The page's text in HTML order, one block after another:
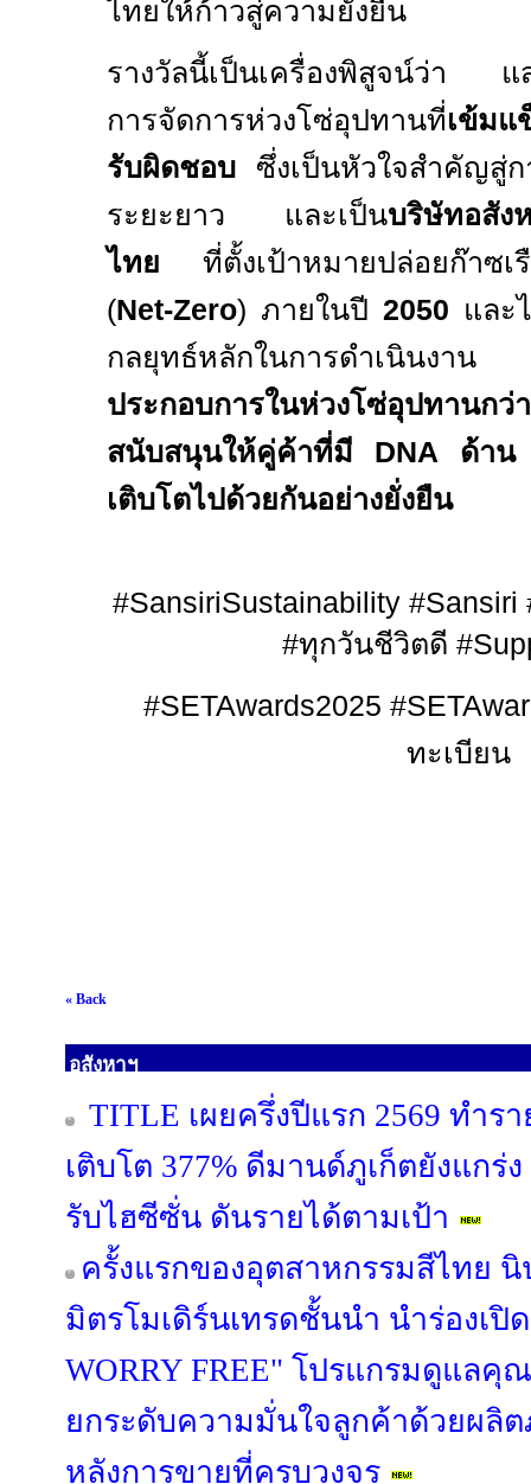
ไทยให้ก้าวสู่ความยั่งยืน
รางวัลนี้เป็นเครื่องพิสูจน์ว่า แ
การจัดการห่วงโซ่อุปทานที่เข้มแ
รับผิดชอบ ซึ่งเป็นหัวใจสำคัญสู่ก
ระยะยาว และเป็นบริษัทอสัง
ไทย ที่ตั้งเป้าหมายปล่อยก๊าซเ
(Net-Zero) ภายในปี 2050 และ
กลยุทธ์หลักในการดำเนินง
ประกอบการในห่วงโซ่อุปทานกว่า
สนับสนุนให้คู่ค้าที่มี DNA ด้า
เติบโตไปด้วยกันอย่างยั่งยืน
#SansiriSustainability #Sansiri
#ทุกวันชีวิตดี
#SETAwards2025
ทะเบียน
« Back
อสังหาฯ
TITLE เผยครึ่งปีแรก 2569 ทำร
เติบโต 377% ดีมานด์ภูเก็ตยังแกร่
รับไฮซีซั่น ดันรายได้ตามเป้า
ครั้งแรกของอุตสาหกรรมสีไทย
มิตรโมเดิร์นเทรดชั้นนำ นำร่องเปิ
WORRY FREE" โปรแกรมดูแล
ยกระดับความมั่นใจลูกค้าด้วยผ
หลังการขายที่ครบวงจร